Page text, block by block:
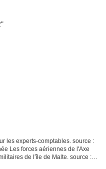
les experts-comptables. source :
Les forces aériennes de l'Axe
de l'île de Malte. source :